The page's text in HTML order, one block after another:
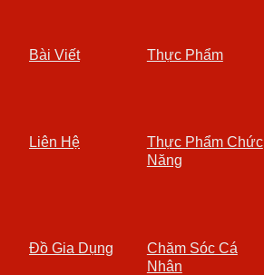
Bài Viết Thực Phẩm
Liên Hệ
Thực Phẩm Chức
Năng
Đồ Gia Dụng
Chăm Sóc Cá
Nhân